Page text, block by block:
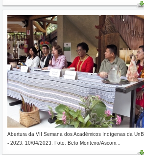
Abertura da VII Semana dos Acadêmicos Indígenas da UnB
- 2023. 10/04/2023. Foto: Beto Monteiro/Ascom...